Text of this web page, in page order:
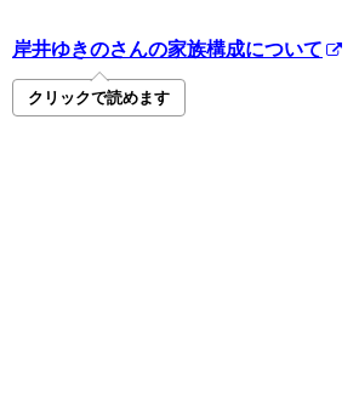
岸井ゆきのさんの家族構成について
クリックで読めます